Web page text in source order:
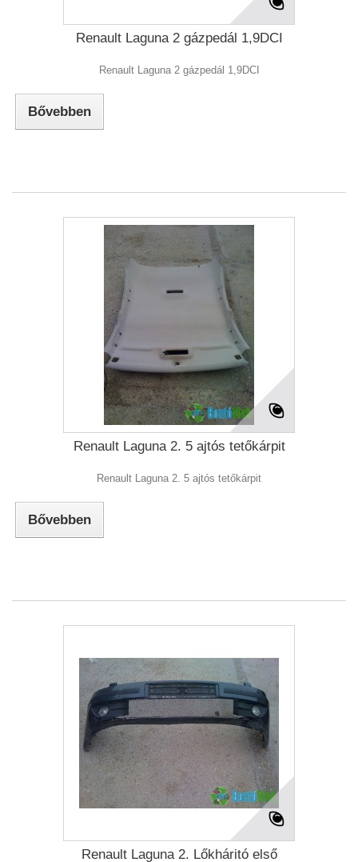
Renault Laguna 2 gázpedál 1,9DCI
Renault Laguna 2 gázpedál 1,9DCI
Bővebben
Renault Laguna 2. 5 ajtós tetőkárpit
Renault Laguna 2. 5 ajtós tetőkárpit
Bővebben
Renault Laguna 2. Lőkháritó első